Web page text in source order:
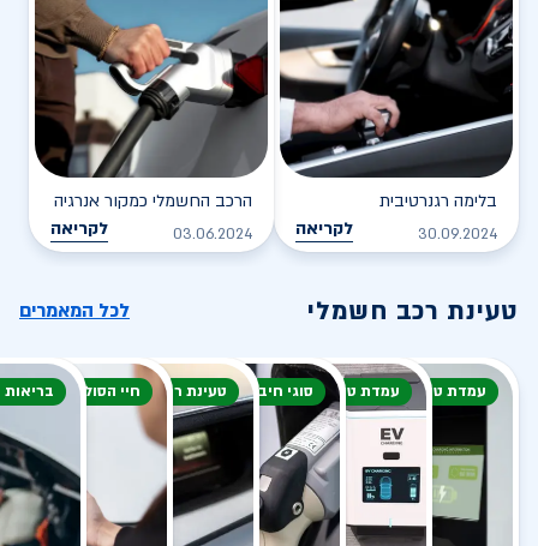
בלימה רגנרטיבית
30.09.2024 לקריאה
הרכב החשמלי כמקור אנרגיה
03.06.2024 לקריאה
טעינת רכב חשמלי לכל המאמרים
עמדת טעינה עמדת טעינה סוגי חיבור טעינת רכב חשמליחיי הסוללה